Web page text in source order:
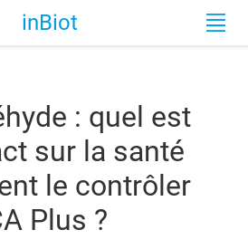
inBiot
: quel est
sur la santé
le contrôler
Plus ?